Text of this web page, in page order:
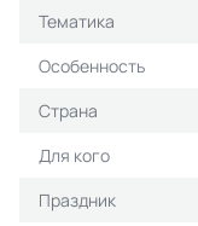
Тематика
Особенность
Страна
Для кого
Праздник